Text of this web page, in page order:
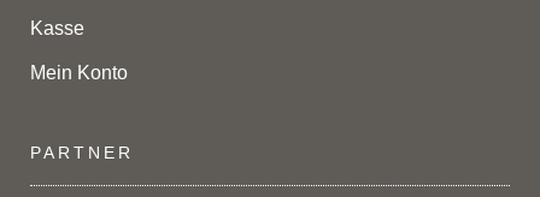
Kasse
Mein Konto
PARTNER